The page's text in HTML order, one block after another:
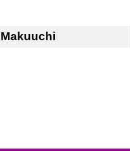
Makuuchi